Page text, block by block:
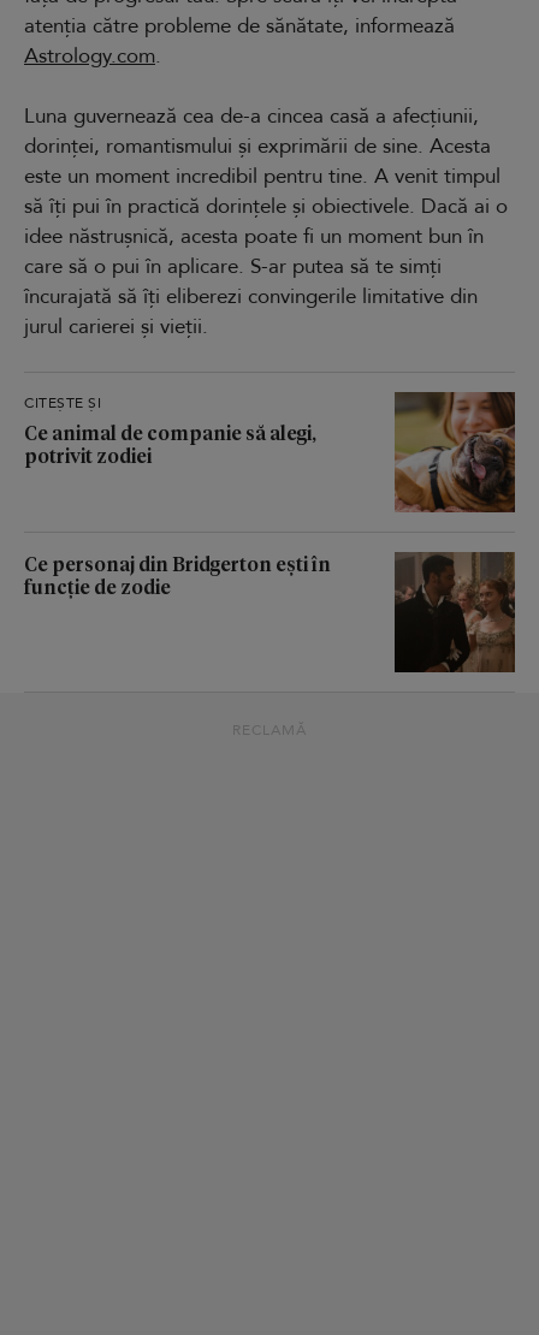
atenția către probleme de sănătate, informează
Astrology.com.
Luna guvernează cea de-a cincea casă a afecțiunii,
dorinței, romantismului și exprimării de sine. Acesta
este un moment incredibil pentru tine. A venit timpul
să îți pui în practică dorințele și obiectivele. Dacă ai o
idee năstrușnică, acesta poate fi un moment bun în
care să o pui în aplicare. S-ar putea să te simți
încurajată să îți eliberezi convingerile limitative din
jurul carierei și vieții.
CITEȘTE ȘI
Ce animal de companie să alegi,
potrivit zodiei
Ce personaj din Bridgerton ești în
funcție de zodie
RECLAMĂ